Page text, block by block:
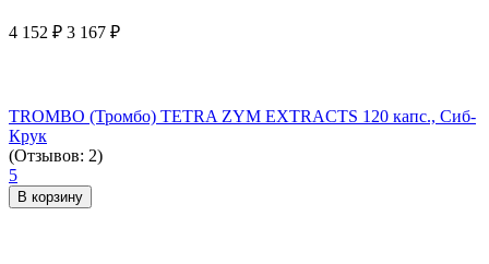
4 152 ₽ 3 167 ₽
TROMBO (Тромбо) TETRA ZYM EXTRACTS 120 капс., Сиб-
Крук
(Отзывов: 2)
5
В корзину